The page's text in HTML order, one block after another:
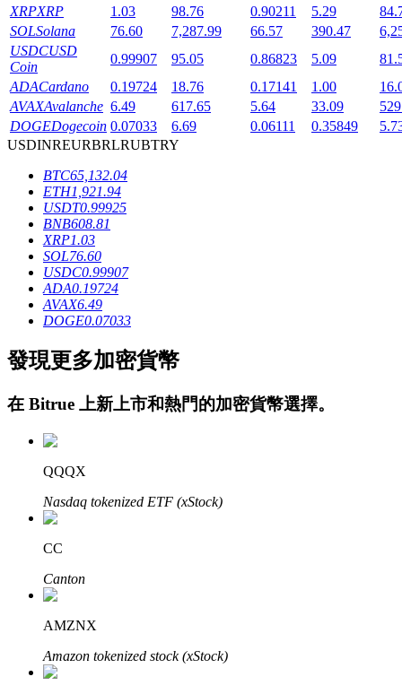
輕鬆獲得多重福利
借貸寶
借貸數字貨幣，及時且安全的服務
定投理财
享受活期理財及長期收益
XRPXRP 1.03 98.76 0.90211 5.29
SOLSolana 76.60 7,287.99 66.57 390.47
USDCUSD
Coin
0.99907 95.05 0.86823 5.09
ADACardano 0.19724 18.76 0.17141 1.00
AVAXAvalanche 6.49 617.65 5.64 33.09
DOGEDogecoin 0.07033 6.69 0.06111 0.35849
USDINREURBRLRUBTRY
BTC65,132.04
ETH1,921.94
USDT0.99925
BNB608.81
XRP1.03
SOL76.60
USDC0.99907
ADA0.19724
AVAX6.49
DOGE0.07033
發現更多加密貨幣
在 Bitrue 上新上市和熱門的加密貨幣選擇。
QQQX
Nasdaq tokenized ETF (xStock)
CC
Canton
AMZNX
Amazon tokenized stock (xStock)